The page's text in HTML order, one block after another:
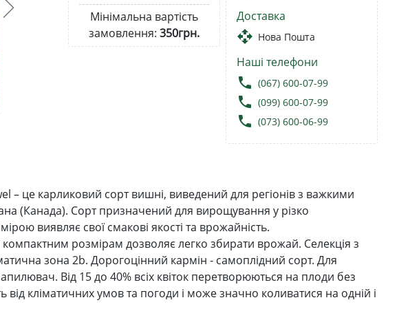
Мінімальна вартість
замовлення: 350грн.
Доставка
open_with Нова Пошта
Наші телефони
local_phone (067) 600-07-99
local_phone (099) 600-07-99
local_phone (073) 600-06-99
– це карликовий сорт вишні, виведений для регіонів з важкими
(Канада). Сорт призначений для вирощування у різко
виявляє свої смакові якості та врожайність.
розмірам дозволяє легко збирати врожай. Селекція з
зона 2b. Дорогоцінний кармін - самоплідний сорт. Для
Від 15 до 40% всіх квіток перетворюються на плоди без
від кліматичних умов та погоди і може значно коливатися на одній і